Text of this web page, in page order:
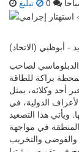
تبليغ
- أبوظبي (الاتحاد)
لصاحب
براكة للطاقة
أحد وكلائه، يمثل
الدولية، في
ويأتي هذا التصعيد
المنطقة في مواجهة